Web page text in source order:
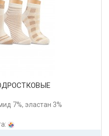
7%, эластан 3%